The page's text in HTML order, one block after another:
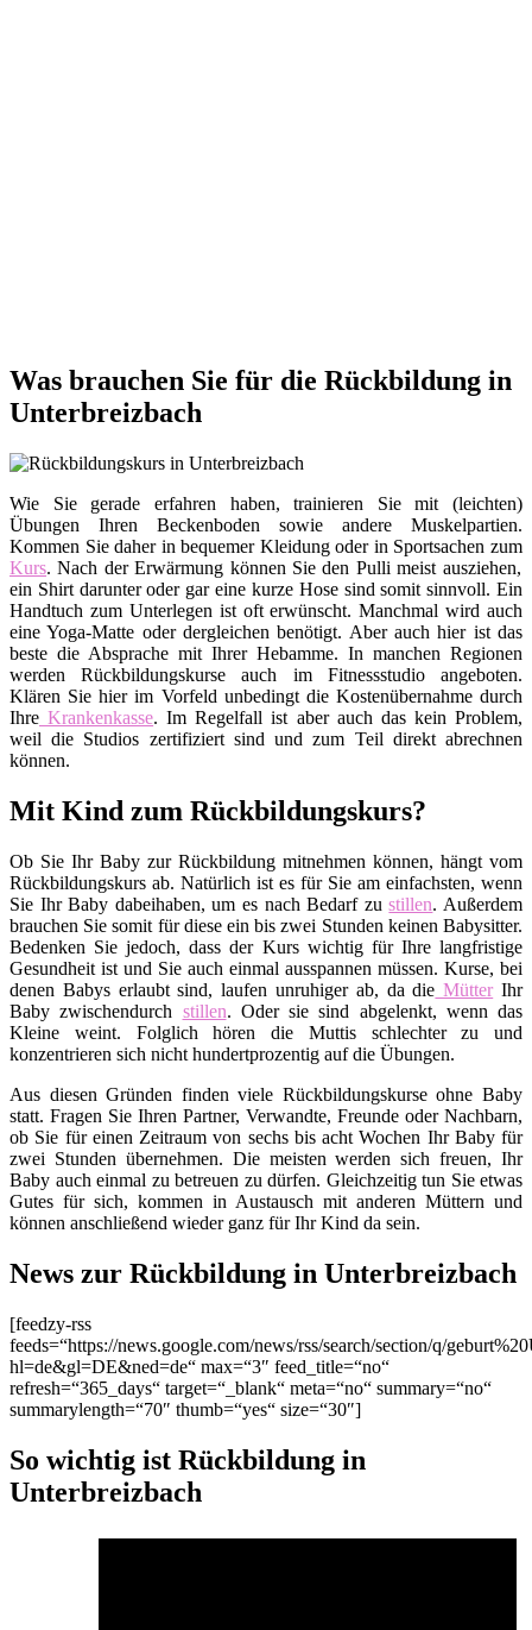
Was brauchen Sie für die Rückbildung in
Unterbreizbach
Wie Sie gerade erfahren haben, trainieren Sie mit (leichten)
Übungen Ihren Beckenboden sowie andere Muskelpartien.
Kommen Sie daher in bequemer Kleidung oder in Sportsachen zum
Kurs. Nach der Erwärmung können Sie den Pulli meist ausziehen,
ein Shirt darunter oder gar eine kurze Hose sind somit sinnvoll. Ein
Handtuch zum Unterlegen ist oft erwünscht. Manchmal wird auch
eine Yoga-Matte oder dergleichen benötigt. Aber auch hier ist das
beste die Absprache mit Ihrer Hebamme. In manchen Regionen
werden Rückbildungskurse auch im Fitnessstudio angeboten.
Klären Sie hier im Vorfeld unbedingt die Kostenübernahme durch
Ihre Krankenkasse. Im Regelfall ist aber auch das kein Problem,
weil die Studios zertifiziert sind und zum Teil direkt abrechnen
können.
Mit Kind zum Rückbildungskurs?
Ob Sie Ihr Baby zur Rückbildung mitnehmen können, hängt vom
Rückbildungskurs ab. Natürlich ist es für Sie am einfachsten, wenn
Sie Ihr Baby dabeihaben, um es nach Bedarf zustillen. Außerdem
brauchen Sie somit für diese ein bis zwei Stunden keinen Babysitter.
Bedenken Sie jedoch, dass der Kurs wichtig für Ihre langfristige
Gesundheit ist und Sie auch einmal ausspannen müssen. Kurse, bei
denen Babys erlaubt sind, laufen unruhiger ab, da die MütterIhr
Baby zwischendurch stillen. Oder sie sind abgelenkt, wenn das
Kleine weint. Folglich hören die Muttis schlechter zu und
konzentrieren sich nicht hundertprozentig auf die Übungen.
Aus diesen Gründen finden viele Rückbildungskurse ohne Baby
statt. Fragen Sie Ihren Partner, Verwandte, Freunde oder Nachbarn,
ob Sie für einen Zeitraum von sechs bis acht Wochen Ihr Baby für
zwei Stunden übernehmen. Die meisten werden sich freuen, Ihr
Baby auch einmal zu betreuen zu dürfen. Gleichzeitig tun Sie etwas
Gutes für sich, kommen in Austausch mit anderen Müttern und
können anschließend wieder ganz für Ihr Kind da sein.
News zur Rückbildung in Unterbreizbach
[feedzy-rss
feeds=“https://news.google.com/news/rss/search/section/q/
hl=de&gl=DE&ned=de“ max=“3″ feed_title=“no“
refresh=“365_days“ target=“_blank“ meta=“no“ summary=“no“
summarylength=“70″ thumb=“yes“ size=“30″]
So wichtig ist Rückbildung in
Unterbreizbach